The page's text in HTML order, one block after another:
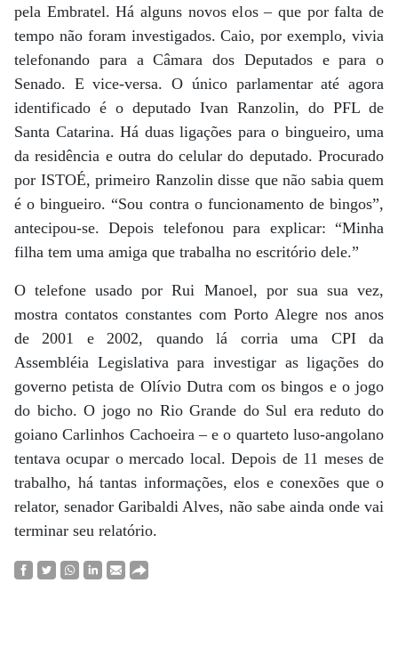
pela Embratel. Há alguns novos elos – que por falta de
tempo não foram investigados. Caio, por exemplo, vivia
telefonando para a Câmara dos Deputados e para o
Senado. E vice-versa. O único parlamentar até agora
identificado é o deputado Ivan Ranzolin, do PFL de
Santa Catarina. Há duas ligações para o bingueiro, uma
da residência e outra do celular do deputado. Procurado
por ISTOÉ, primeiro Ranzolin disse que não sabia quem
é o bingueiro. “Sou contra o funcionamento de bingos”,
antecipou-se. Depois telefonou para explicar: “Minha
filha tem uma amiga que trabalha no escritório dele.”
O telefone usado por Rui Manoel, por sua sua vez,
mostra contatos constantes com Porto Alegre nos anos
de 2001 e 2002, quando lá corria uma CPI da
Assembléia Legislativa para investigar as ligações do
governo petista de Olívio Dutra com os bingos e o jogo
do bicho. O jogo no Rio Grande do Sul era reduto do
goiano Carlinhos Cachoeira – e o quarteto luso-angolano
tentava ocupar o mercado local. Depois de 11 meses de
trabalho, há tantas informações, elos e conexões que o
relator, senador Garibaldi Alves, não sabe ainda onde vai
terminar seu relatório.